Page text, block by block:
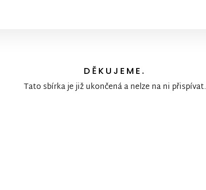
DĚKUJEME.
Tato sbírka je již ukončená a nelze na ni přispívat.